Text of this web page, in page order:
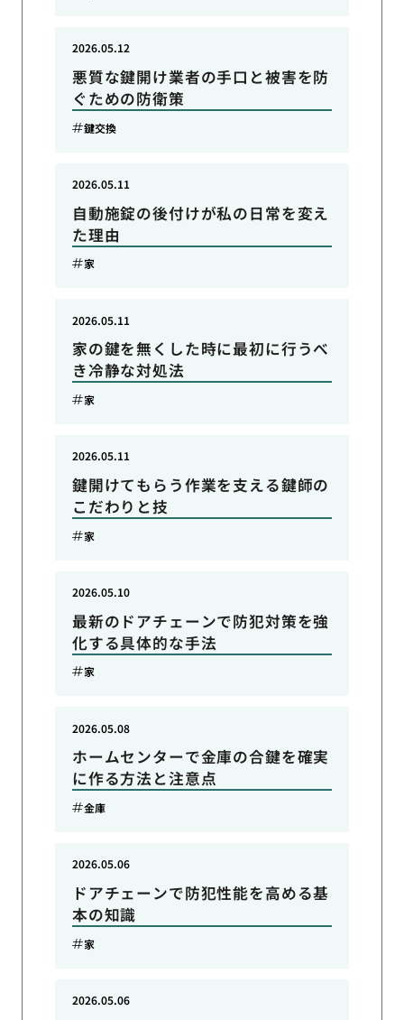
悪質な鍵開け業者の手口と被害を防
ぐための防衛策
2026.05.12
鍵交換
自動施錠の後付けが私の日常を変え
た理由
2026.05.11
家
家の鍵を無くした時に最初に行うべ
き冷静な対処法
2026.05.11
家
鍵開けてもらう作業を支える鍵師の
こだわりと技
2026.05.11
家
最新のドアチェーンで防犯対策を強
化する具体的な手法
2026.05.10
家
ホームセンターで金庫の合鍵を確実
に作る方法と注意点
2026.05.08
金庫
ドアチェーンで防犯性能を高める基
本の知識
2026.05.06
家
2026.05.06